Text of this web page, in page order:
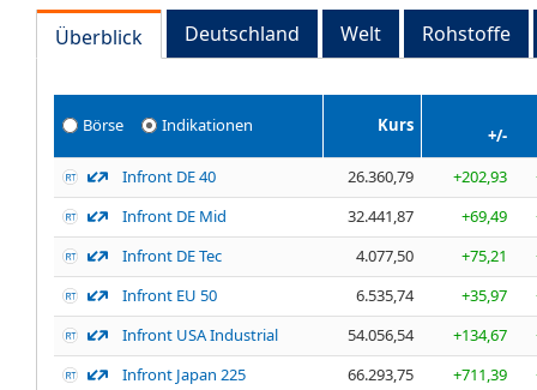
Überblick Deutschland Welt Rohstoffe
Börse Indikationen Kurs
+/-
Infront DE 40
26.360,79 +202,93
Infront DE Mid
32.441,87 +69,49
Infront DE Tec
4.077,50 +75,21
Infront EU 50
6.535,74 +35,97
Infront USA Industrial
54.056,54 +134,67
Infront Japan 225
66.293,75 +711,39